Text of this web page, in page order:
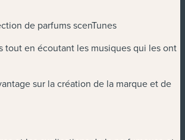
de parfums scenTunes
tout en écoutant les musiques qui les ont
sur la création de la marque et de